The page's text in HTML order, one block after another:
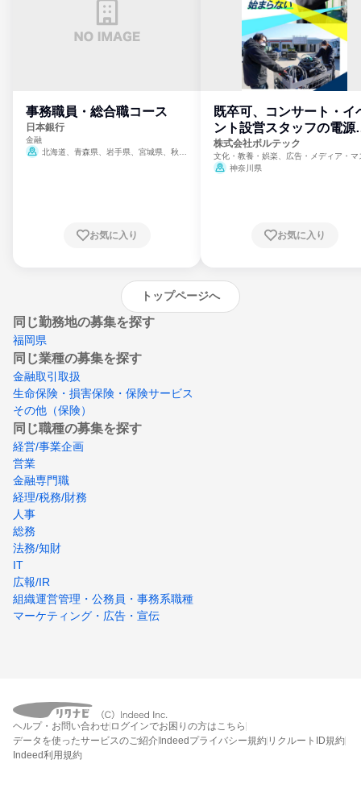
事務職員・総合職コース
日本銀行
金融
北海道、青森県、岩手県、宮城県、秋田
崎県、熊本県、大分県、宮崎県、鹿児島県、
お気に入り
既卒可、コンサート・イ
ント設営スタッフの電源
門
株式会社ボルテック
文化・教養・娯楽、広告・メディア・マ
ミ、電力・ガス・水道・エネルギー
神奈川県
お気に入り
トップページへ
同じ勤務地の募集を探す
福岡県
同じ業種の募集を探す
金融取引取扱
生命保険・損害保険・保険サービス
その他（保険）
同じ職種の募集を探す
経営/事業企画
営業
金融専門職
経理/税務/財務
人事
総務
法務/知財
IT
広報/IR
組織運営管理・公務員・事務系職種
マーケティング・広告・宣伝
ヘルプ・お問い合わせ ログインでお困りの方はこちら
データを使ったサービスのご紹介Indeedプライバシー規約 リクルートID規約
Indeed利用規約